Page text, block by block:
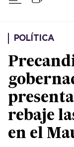
POLÍTICA
rebaje
en el